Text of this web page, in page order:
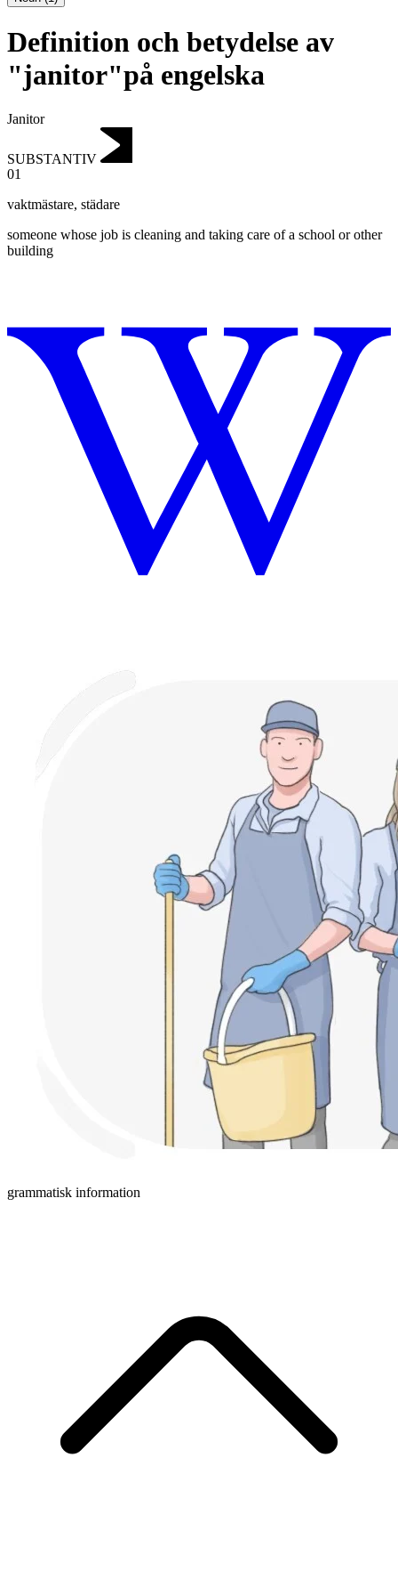
Definition och betydelse av
"janitor"på engelska
Janitor
SUBSTANTIV
01
vaktmästare, städare
someone whose job is cleaning and taking care of a school or other
building
grammatisk information